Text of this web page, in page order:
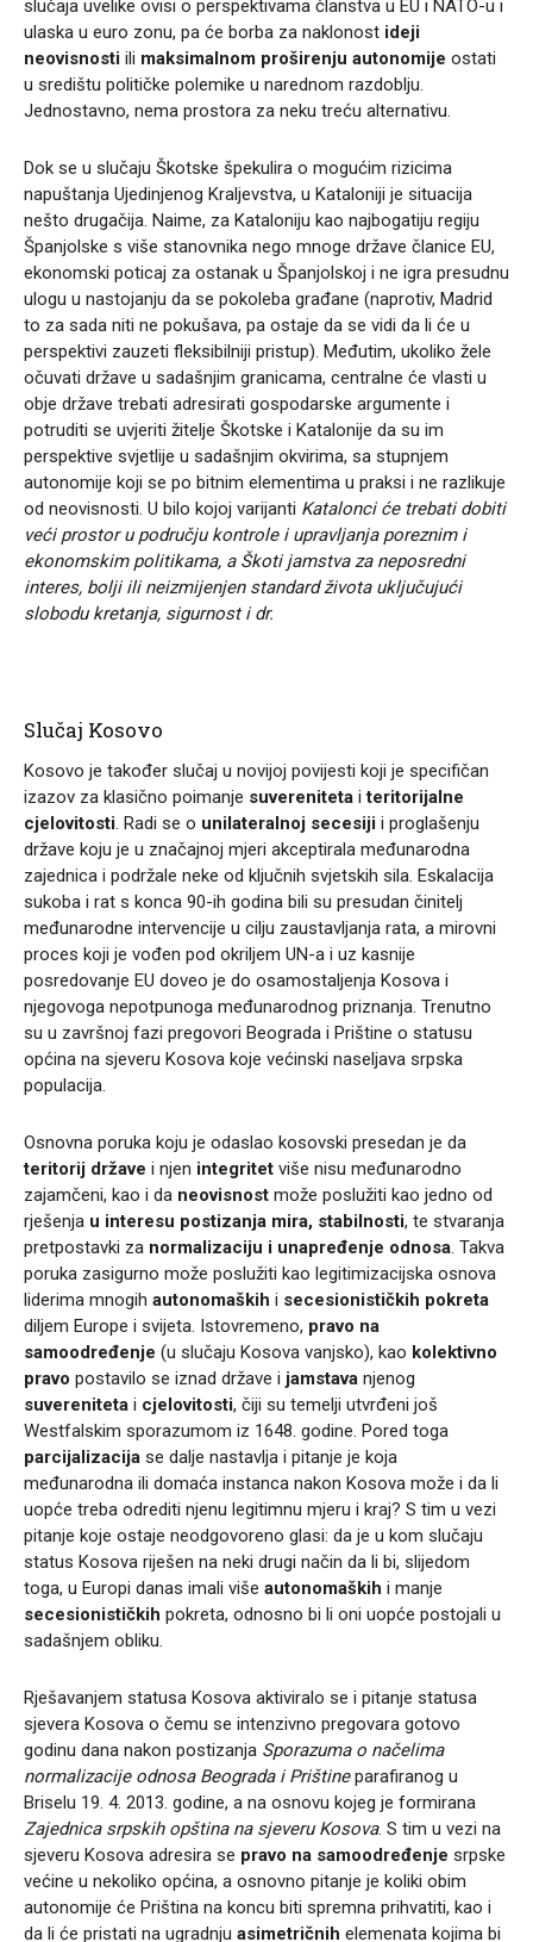
slučaja uvelike ovisi o perspektivama članstva u EU i NATO-u i
ulaska u euro zonu, pa će borba za naklonost ideji
neovisnosti ili maksimalnom proširenju autonomije ostati
u središtu političke polemike u narednom razdoblju.
Jednostavno, nema prostora za neku treću alternativu.
Dok se u slučaju Škotske špekulira o mogućim rizicima
napuštanja Ujedinjenog Kraljevstva, u Kataloniji je situacija
nešto drugačija. Naime, za Kataloniju kao najbogatiju regiju
Španjolske s više stanovnika nego mnoge države članice EU,
ekonomski poticaj za ostanak u Španjolskoj i ne igra presudnu
ulogu u nastojanju da se pokoleba građane (naprotiv, Madrid
to za sada niti ne pokušava, pa ostaje da se vidi da li će u
perspektivi zauzeti fleksibilniji pristup). Međutim, ukoliko žele
očuvati države u sadašnjim granicama, centralne će vlasti u
obje države trebati adresirati gospodarske argumente i
potruditi se uvjeriti žitelje Škotske i Katalonije da su im
perspektive svjetlije u sadašnjim okvirima, sa stupnjem
autonomije koji se po bitnim elementima u praksi i ne razlikuje
od neovisnosti. U bilo kojoj varijanti Katalonci će trebati dobiti
veći prostor u području kontrole i upravljanja poreznim i
ekonomskim politikama, a Škoti jamstva za neposredni
interes, bolji ili neizmijenjen standard života uključujući
slobodu kretanja, sigurnost i dr.
Slučaj Kosovo
Kosovo je također slučaj u novijoj povijesti koji je specifičan
izazov za klasično poimanje suvereniteta iteritorijalne
cjelovitosti . Radi se o unilateralnoj secesiji i proglašenju
države koju je u značajnoj mjeri akceptirala međunarodna
zajednica i podržale neke od ključnih svjetskih sila. Eskalacija
sukoba i rat s konca 90-ih godina bili su presudan činitelj
međunarodne intervencije u cilju zaustavljanja rata, a mirovni
proces koji je vođen pod okriljem UN-a i uz kasnije
posredovanje EU doveo je do osamostaljenja Kosova i
njegovoga nepotpunoga međunarodnog priznanja. Trenutno
su u završnoj fazi pregovori Beograda i Prištine o statusu
općina na sjeveru Kosova koje većinski naseljava srpska
populacija.
Osnovna poruka koju je odaslao kosovski presedan je da
teritorij države i njen integritet više nisu međunarodno
zajamčeni, kao i da neovisnost može poslužiti kao jedno od
rješenja u interesu postizanja mira, stabilnosti, te stvaranja
pretpostavki za normalizaciju i unapređenje odnosa . Takva
poruka zasigurno može poslužiti kao legitimizacijska osnova
liderima mnogih autonomaških i secesionističkih pokreta
diljem Europe i svijeta. Istovremeno, pravo na
samoodređenje (u slučaju Kosova vanjsko), kao kolektivno
pravo postavilo se iznad države i jamstava njenog
suvereniteta i cjelovitosti, čiji su temelji utvrđeni još
Westfalskim sporazumom iz 1648. godine. Pored toga
parcijalizacija se dalje nastavlja i pitanje je koja
međunarodna ili domaća instanca nakon Kosova može i da li
uopće treba odrediti njenu legitimnu mjeru i kraj? S tim u vezi
pitanje koje ostaje neodgovoreno glasi: da je u kom slučaju
status Kosova riješen na neki drugi način da li bi, slijedom
toga, u Europi danas imali više autonomaških i manje
secesionističkih pokreta, odnosno bi li oni uopće postojali u
sadašnjem obliku.
Rješavanjem statusa Kosova aktiviralo se i pitanje statusa
sjevera Kosova o čemu se intenzivno pregovara gotovo
godinu dana nakon postizanja Sporazuma o načelima
normalizacije odnosa Beograda i Prištineparafiranog u
Briselu 19. 4. 2013. godine, a na osnovu kojeg je formirana
Zajednica srpskih opština na sjeveru Kosova. S tim u vezi na
sjeveru Kosova adresira se pravo na samoodređenje srpske
većine u nekoliko općina, a osnovno pitanje je koliki obim
autonomije će Priština na koncu biti spremna prihvatiti, kao i
da li će pristati na ugradnju asimetričnih elemenata kojima bi